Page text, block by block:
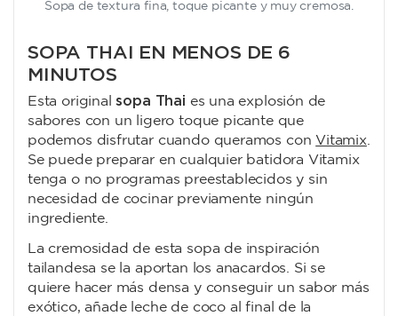
Sopa de textura fina, toque picante y muy cremosa.
SOPA THAI EN MENOS DE 6
MINUTOS
Esta originalsopa Thai es una explosión de
sabores con un ligero toque picante que
podemos disfrutar cuando queramos con Vitamix.
Se puede preparar en cualquier batidora Vitamix
tenga o no programas preestablecidos y sin
necesidad de cocinar previamente ningún
ingrediente.
La cremosidad de esta sopa de inspiración
tailandesa se la aportan los anacardos. Si se
quiere hacer más densa y conseguir un sabor más
exótico, añade leche de coco al final de la